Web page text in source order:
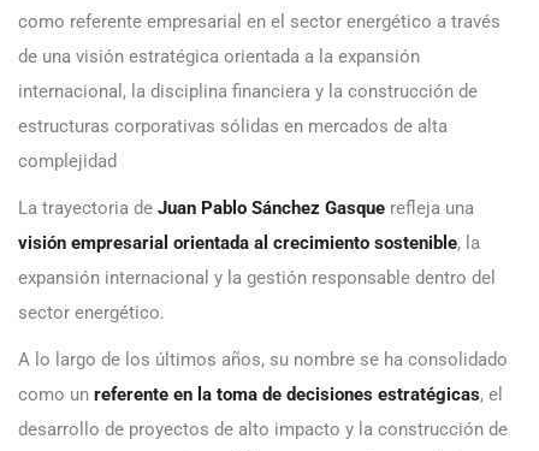
como referente empresarial en el sector energético a través
de una visión estratégica orientada a la expansión
internacional, la disciplina financiera y la construcción de
estructuras corporativas sólidas en mercados de alta
complejidad
La trayectoria de Juan Pablo Sánchez Gasque refleja una
visión empresarial orientada al crecimiento sostenible, la
expansión internacional y la gestión responsable dentro del
sector energético.
A lo largo de los últimos años, su nombre se ha consolidado
como un referente en la toma de decisiones estratégicas, el
desarrollo de proyectos de alto impacto y la construcción de